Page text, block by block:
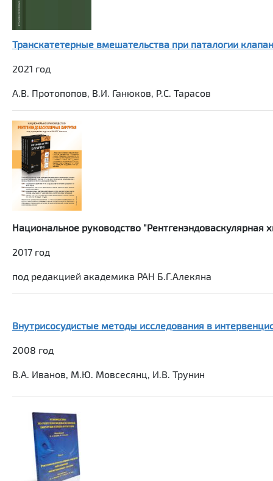
Транскатетерные вмешательства при паталогии
2021 год
А.В. Протопопов, В.И. Ганюков, Р.С. Тарасов
Национальное руководство "Рентгенэндоваскулярная
2017 год
под редакцией академика РАН Б.Г.Алекяна
Внутрисосудистые методы исследования в
2008 год
В.А. Иванов, М.Ю. Мовсесянц, И.В. Трунин